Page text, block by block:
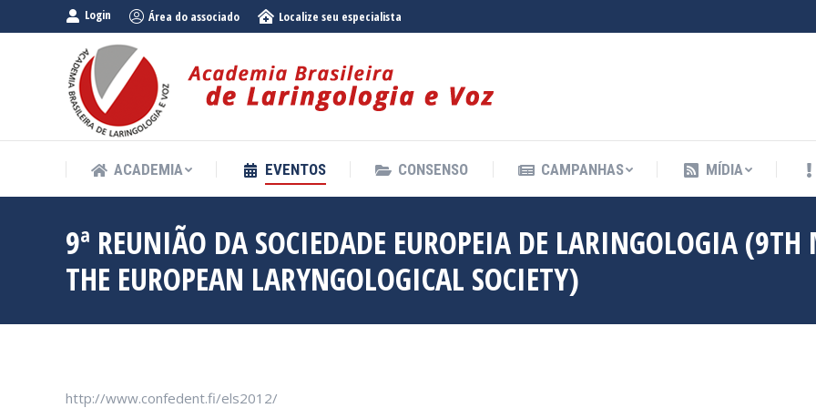
Login Área do associado Localize seu especialista
ACADEMIA
EVENTOS CONSENSO CAMPANHAS MÍDIA
9ª REUNIÃO DA SOCIEDADE EUROPEIA DE LARINGOLOGIA (9TH
THE EUROPEAN LARYNGOLOGICAL SOCIETY)
http://www.confedent.fi/els2012/
ACADEMIA EVENTOS CONSENSO CAMPANHAS MÍDIA